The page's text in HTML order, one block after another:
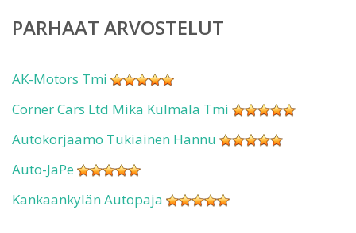
PARHAAT ARVOSTELUT
AK-Motors Tmi
Corner Cars Ltd Mika Kulmala Tmi
Autokorjaamo Tukiainen Hannu
Auto-JaPe
Kankaankylän Autopaja